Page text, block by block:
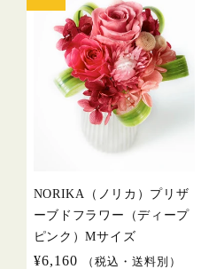
NORIKA（ノリカ）プリザ
ーブドフラワー（ディープ
ピンク）Mサイズ
通
¥6,160 （税込・送料別）